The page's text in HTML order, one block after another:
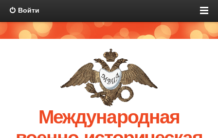
Войти
Международная